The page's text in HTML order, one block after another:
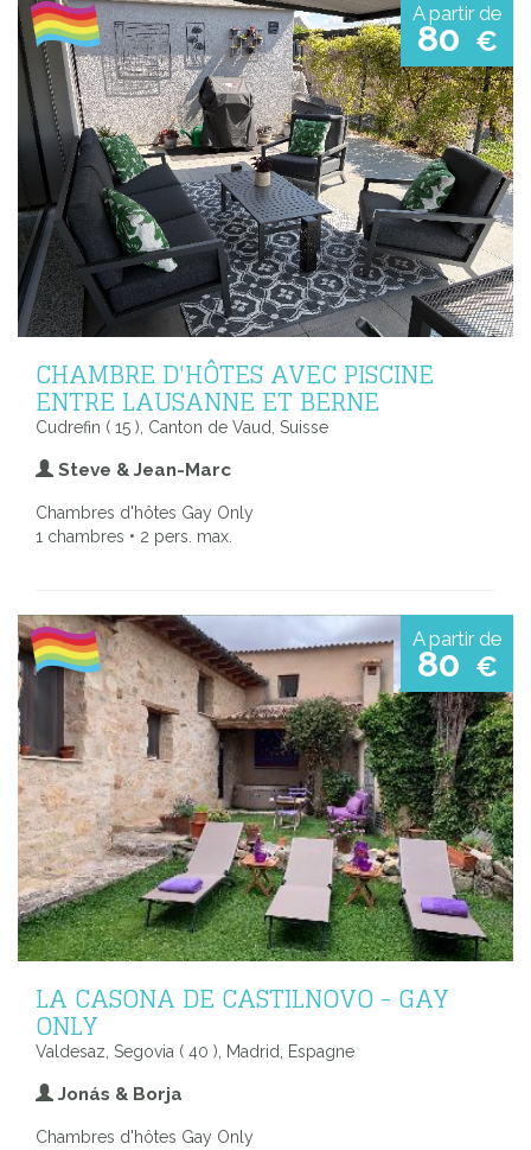
A partir de
80 €
CHAMBRE D'HÔTES AVEC PISCINE
ENTRE LAUSANNE ET BERNE
Cudrefin ( 15 ), Canton de Vaud, Suisse
Steve & Jean-Marc
Chambres d'hôtes Gay Only
1 chambres • 2 pers. max.
A partir de
80 €
LA CASONA DE CASTILNOVO - GAY
ONLY
Valdesaz, Segovia ( 40 ), Madrid, Espagne
Jonás & Borja
Chambres d'hôtes Gay Only